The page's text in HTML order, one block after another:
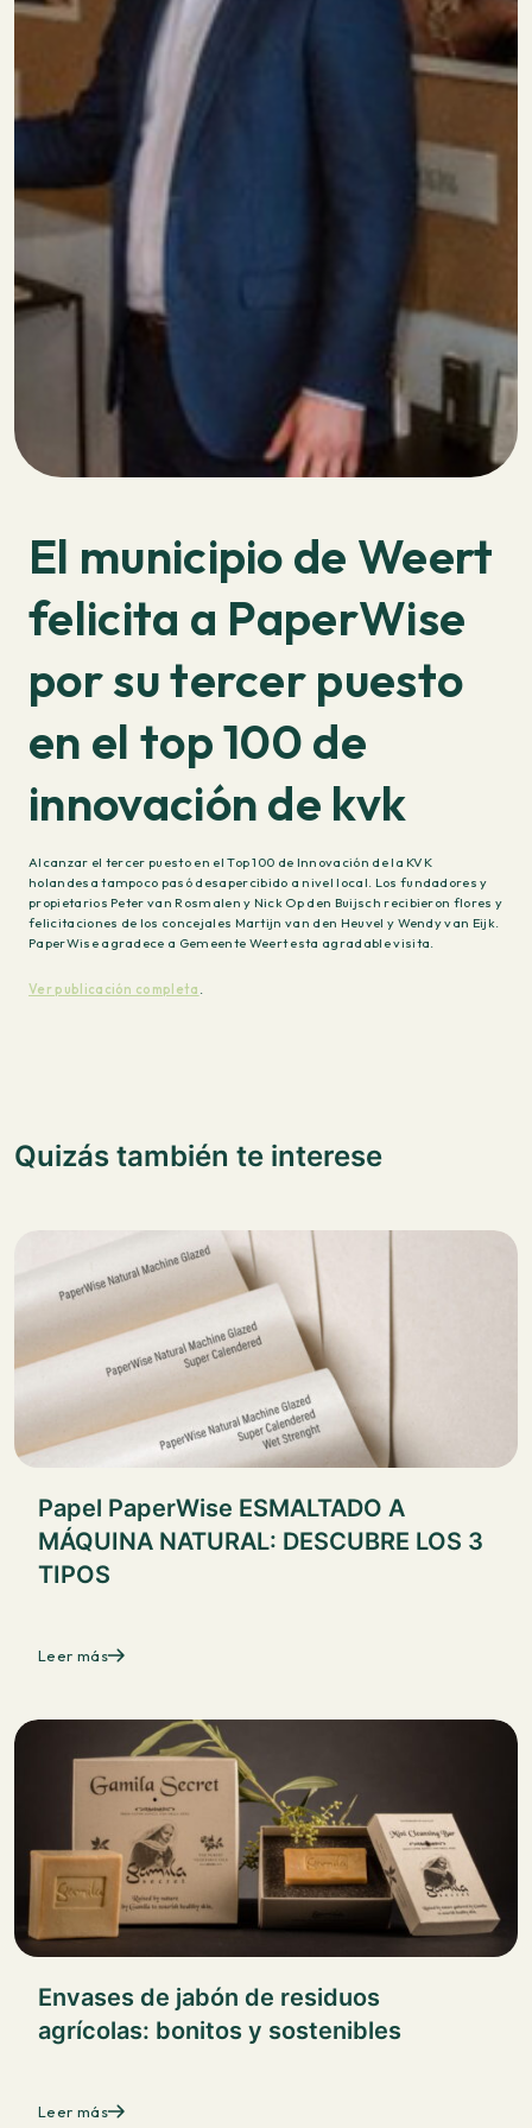
El municipio de Weert
felicita a PaperWise
por su tercer puesto
en el top 100 de
innovación de kvk
Alcanzar el tercer puesto en el Top 100 de Innovación de la KVK
holandesa tampoco pasó desapercibido a nivel local. Los fundadores y
propietarios Peter van Rosmalen y Nick Op den Buijsch recibieron flores y
felicitaciones de los concejales Martijn van den Heuvel y Wendy van Eijk.
PaperWise agradece a Gemeente Weert esta agradable visita.
Ver publicación completa .
Quizás también te interese
Papel PaperWise ESMALTADO A
MÁQUINA NATURAL: DESCUBRE LOS 3
TIPOS
Leer más
Envases de jabón de residuos
agrícolas: bonitos y sostenibles
Leer más